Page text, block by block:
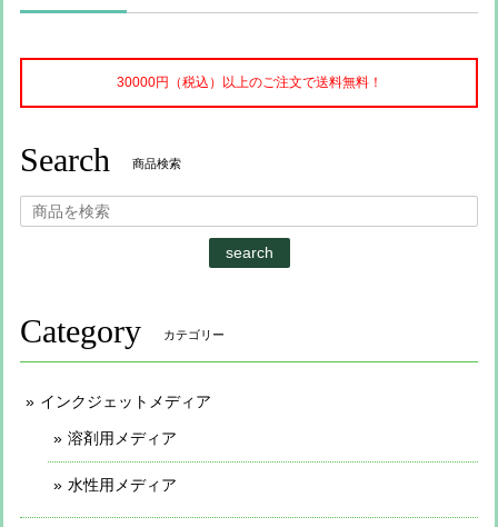
30000円（税込）以上のご注文で送料無料！
Search 商品検索
search
Category カテゴリー
インクジェットメディア
溶剤用メディア
水性用メディア